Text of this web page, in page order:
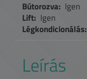
Bútorozva: Igen
Lift: Igen
Légkondicionálás:
Leírás